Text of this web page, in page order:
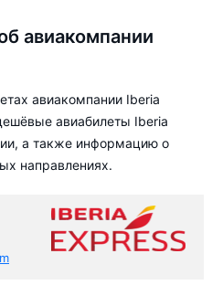
авиакомпании
авиакомпании Iberia
авиабилеты Iberia
а также информацию о
направлениях.